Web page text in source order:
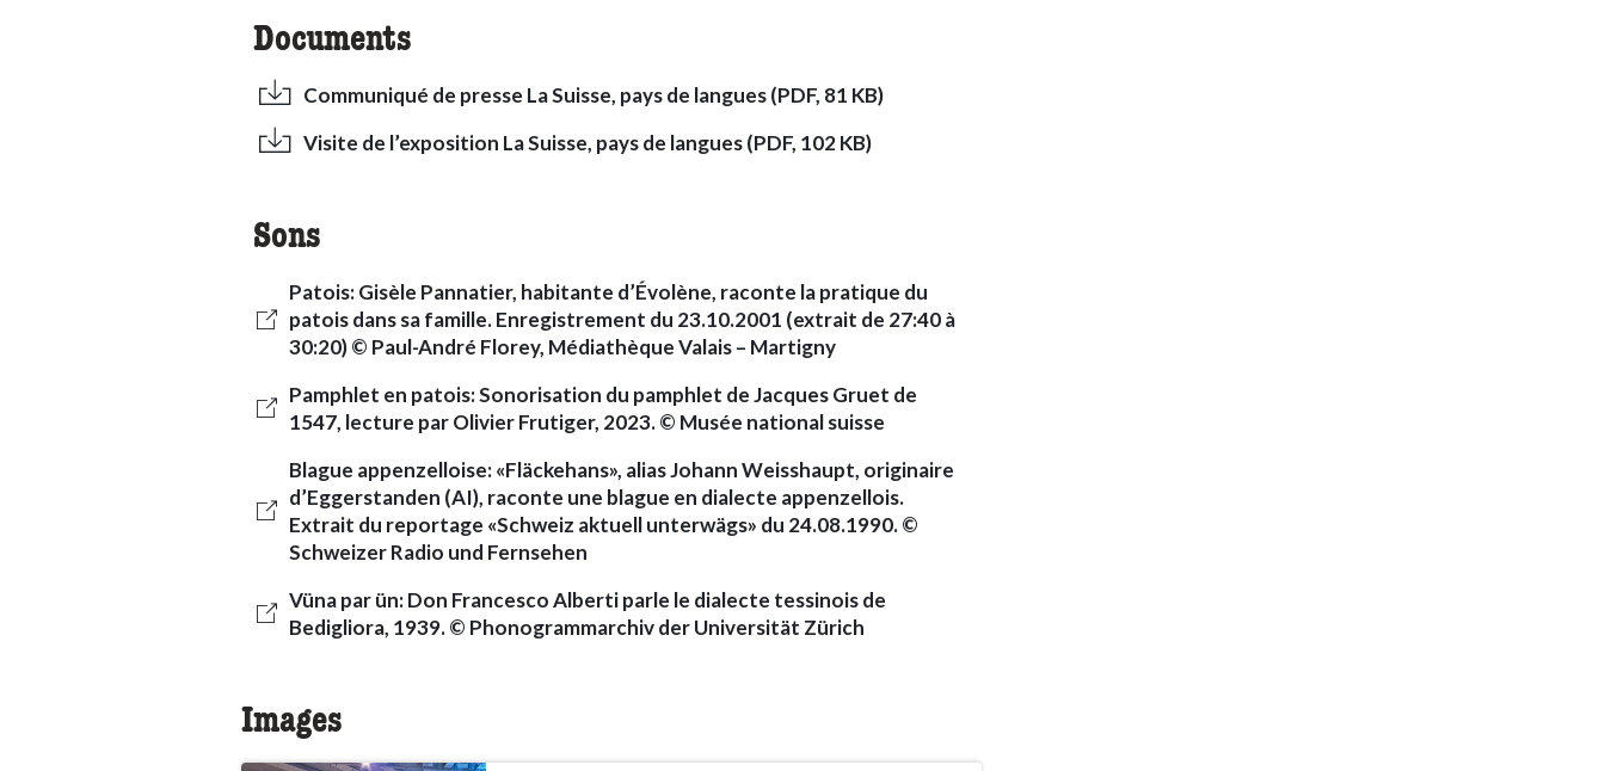
Documents
Communiqué de presse La Suisse, pays de langues (PDF, 81 KB)
Visite de l’exposition La Suisse, pays de langues (PDF, 102 KB)
Sons
Patois: Gisèle Pannatier, habitante d’Évolène, raconte la pratique du
patois dans sa famille. Enregistrement du 23.10.2001 (extrait de 27:40 à
30:20) © Paul-André Florey, Médiathèque Valais – Martigny
Pamphlet en patois: Sonorisation du pamphlet de Jacques Gruet de
1547, lecture par Olivier Frutiger, 2023. © Musée national suisse
Blague appenzelloise: «Fläckehans», alias Johann Weisshaupt, originaire
d’Eggerstanden (AI), raconte une blague en dialecte appenzellois.
Extrait du reportage «Schweiz aktuell unterwägs» du 24.08.1990. ©
Schweizer Radio und Fernsehen
Vüna par ün: Don Francesco Alberti parle le dialecte tessinois de
Bedigliora, 1939. © Phonogrammarchiv der Universität Zürich
Images